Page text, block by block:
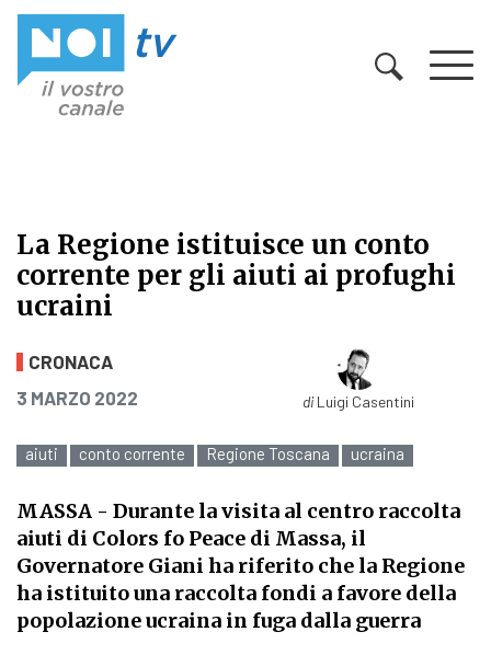
La Regione istituisce un conto
corrente per gli aiuti ai profughi
ucraini
La Regione istituisce un conto
CRONACA
PUBBLICATO IL
3 MARZO 2022 diLuigi Casentini
aiuti conto corrente Regione Toscana ucraina
MASSA - Durante la visita al centro raccolta
aiuti di Colors fo Peace di Massa, il
Governatore Giani ha riferito che la Regione
ha istituito una raccolta fondi a favore della
popolazione ucraina in fuga dalla guerra